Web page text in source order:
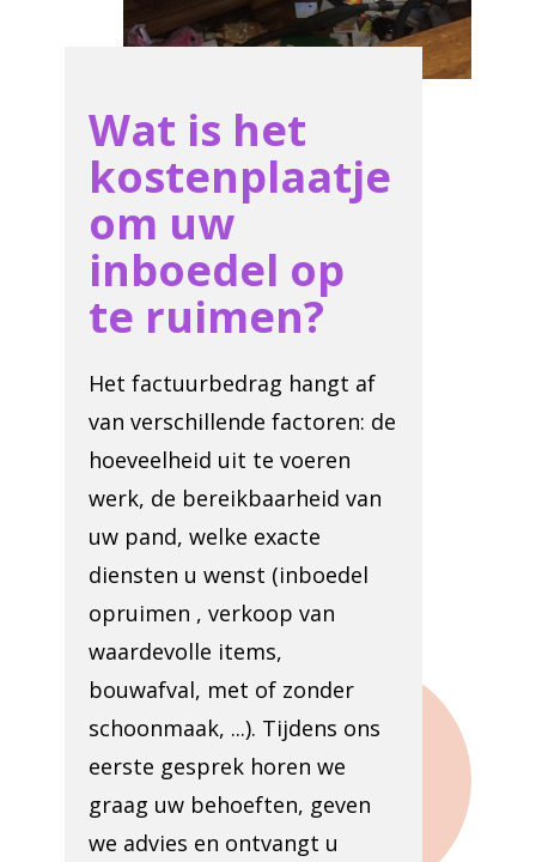
Wat is het
kostenplaatje
om uw
inboedel op
te ruimen?
Het factuurbedrag hangt af
van verschillende factoren: de
hoeveelheid uit te voeren
werk, de bereikbaarheid van
uw pand, welke exacte
diensten u wenst (inboedel
opruimen , verkoop van
waardevolle items,
bouwafval, met of zonder
schoonmaak, ...). Tijdens ons
eerste gesprek horen we
graag uw behoeften, geven
we advies en ontvangt u